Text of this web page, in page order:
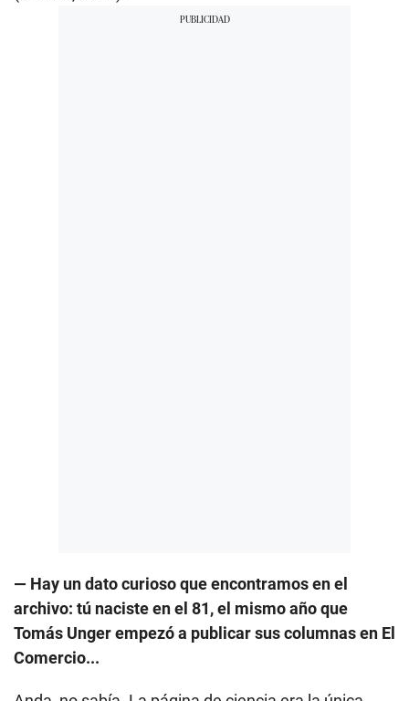
— Hay un dato curioso que encontramos en el
archivo: tú naciste en el 81, el mismo año que
Tomás Unger empezó a publicar sus columnas en El
Comercio...